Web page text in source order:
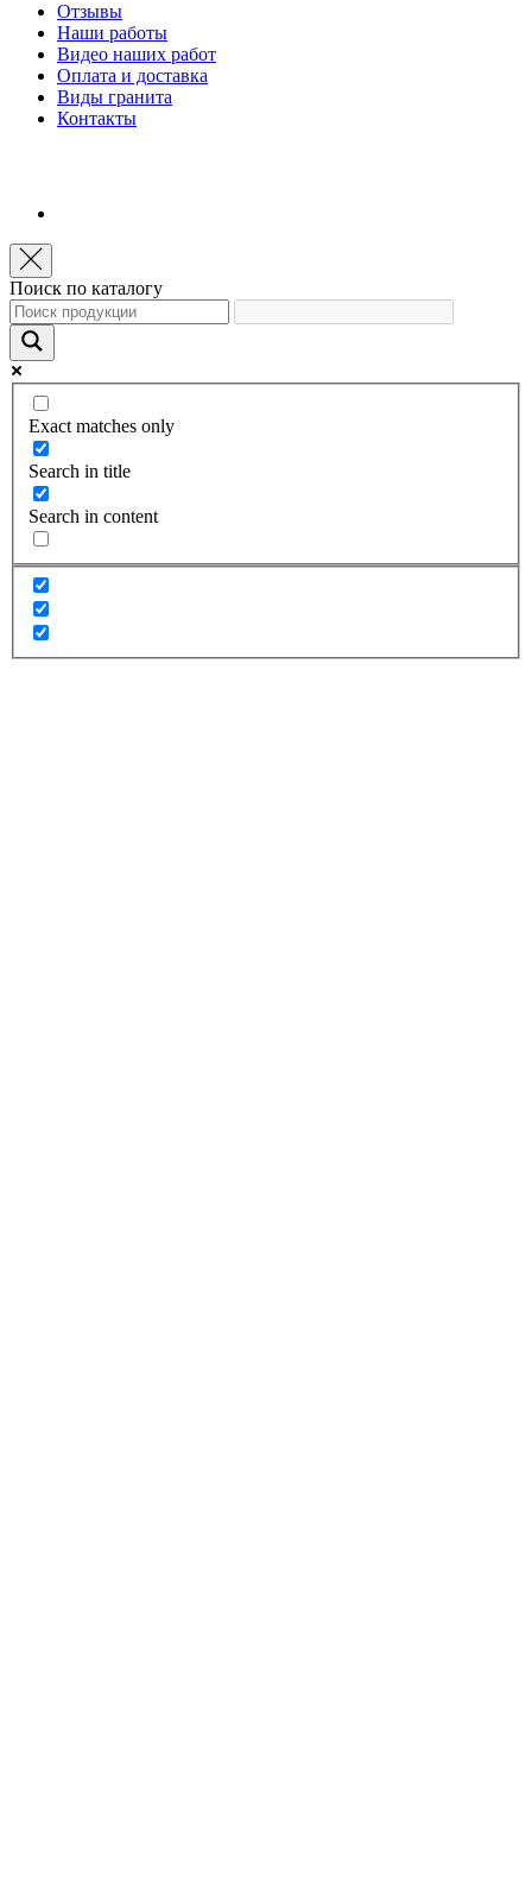
Отзывы
Наши работы
Видео наших работ
Оплата и доставка
Виды гранита
Контакты
Поиск по каталогу
Exact matches only
Search in title
Search in content